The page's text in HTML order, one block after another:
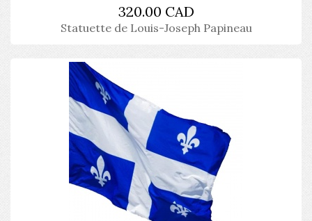
320.00 CAD
Statuette de Louis-Joseph Papineau